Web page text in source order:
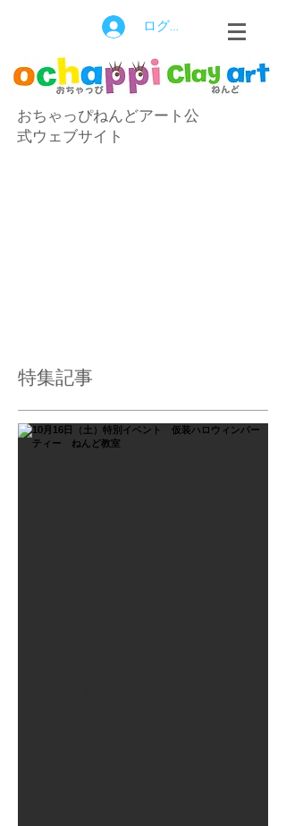
ログイン
おちゃっぴねんどアート公
式ウェブサイト
特集記事